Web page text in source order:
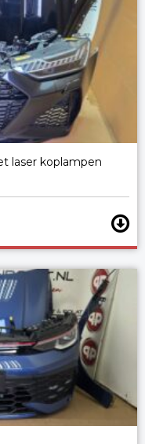
laser koplampen